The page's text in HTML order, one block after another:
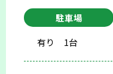
駐車場
有り 1台